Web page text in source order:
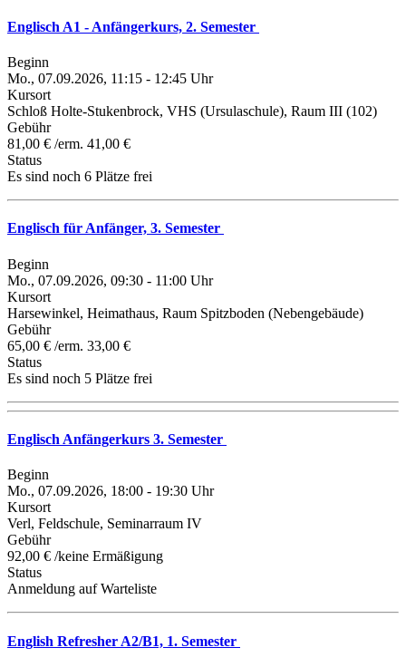
Englisch A1 - Anfängerkurs, 2. Semester
Beginn
Mo., 07.09.2026, 11:15 - 12:45 Uhr
Kursort
Schloß Holte-Stukenbrock, VHS (Ursulaschule), Raum III (102)
Gebühr
81,00 € /erm. 41,00 €
Status
Es sind noch 6 Plätze frei
Englisch für Anfänger, 3. Semester
Beginn
Mo., 07.09.2026, 09:30 - 11:00 Uhr
Kursort
Harsewinkel, Heimathaus, Raum Spitzboden (Nebengebäude)
Gebühr
65,00 € /erm. 33,00 €
Status
Es sind noch 5 Plätze frei
Englisch Anfängerkurs 3. Semester
Beginn
Mo., 07.09.2026, 18:00 - 19:30 Uhr
Kursort
Verl, Feldschule, Seminarraum IV
Gebühr
92,00 € /keine Ermäßigung
Status
Anmeldung auf Warteliste
English Refresher A2/B1, 1. Semester